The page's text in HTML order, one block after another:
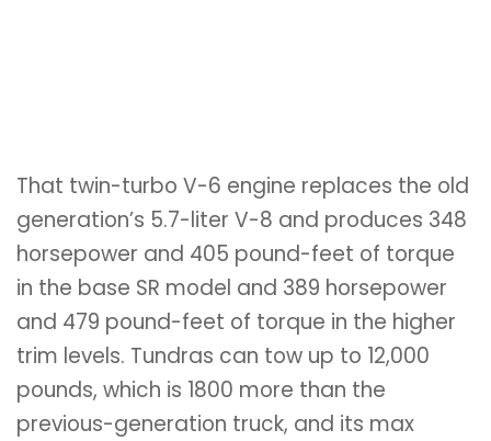
That twin-turbo V-6 engine replaces the old
generation’s 5.7-liter V-8 and produces 348
horsepower and 405 pound-feet of torque
in the base SR model and 389 horsepower
and 479 pound-feet of torque in the higher
trim levels. Tundras can tow up to 12,000
pounds, which is 1800 more than the
previous-generation truck, and its max